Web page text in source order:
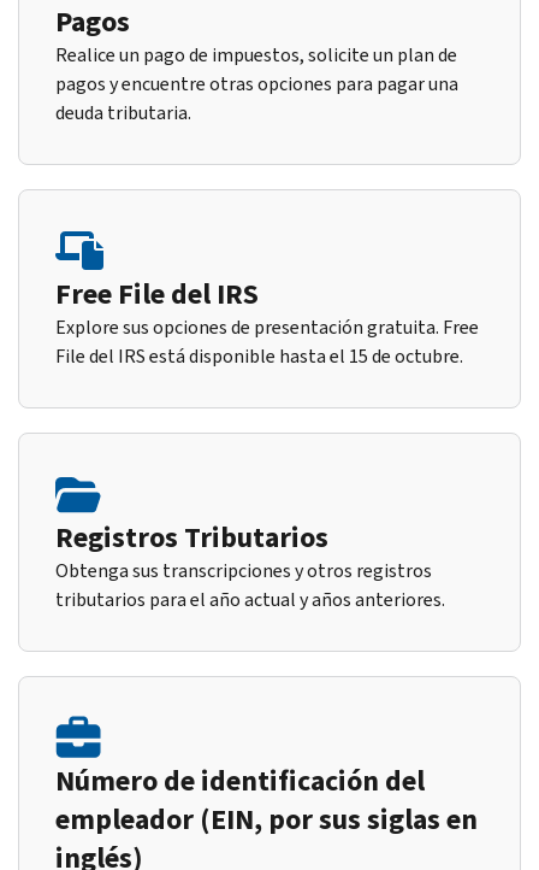
Pagos
Realice un pago de impuestos, solicite un plan de
pagos y encuentre otras opciones para pagar una
deuda tributaria.
Free File del IRS
Explore sus opciones de presentación gratuita. Free
File del IRS está disponible hasta el 15 de octubre.
Registros Tributarios
Obtenga sus transcripciones y otros registros
tributarios para el año actual y años anteriores.
Número de identificación del
empleador (EIN, por sus siglas en
inglés)